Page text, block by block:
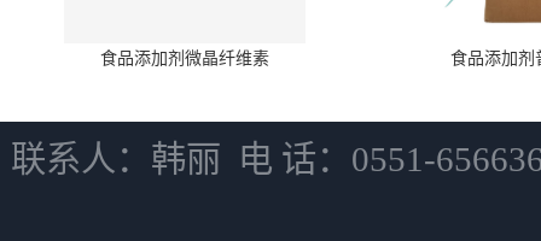
食品添加剂微晶纤维素 食品添加剂
联系人：韩丽 电 话：0551-